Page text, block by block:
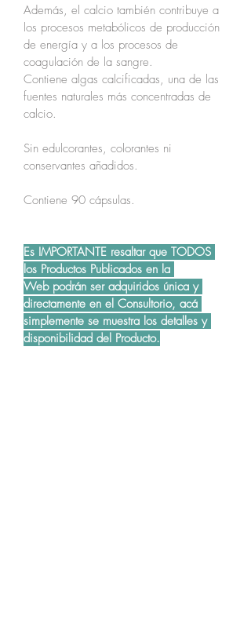
Además, el calcio también contribuye a
los procesos metabólicos de producción
de energía y a los procesos de
coagulación de la sangre.
Contiene algas calcificadas, una de las
fuentes naturales más concentradas de
calcio.
Sin edulcorantes, colorantes ni
conservantes añadidos.
Contiene 90 cápsulas.
Es IMPORTANTE resaltar que TODOS
los Productos Publicados en la
Web podrán ser adquiridos única y
directamente en el Consultorio, acá
simplemente se muestra los detalles y
disponibilidad del Producto.